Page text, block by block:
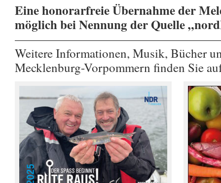
Eine honorarfreie Übernahme der
möglich bei Nennung der Quelle
Weitere Informationen, Musik, Bücher
Mecklenburg-Vorpommern finden Sie